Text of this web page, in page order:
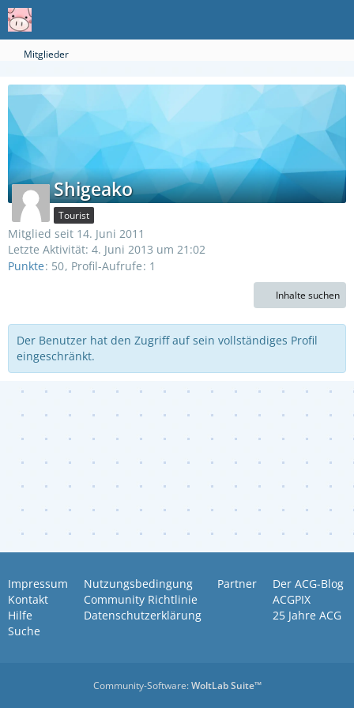
Mitglieder
Shigeako
Tourist
Mitglied seit 14. Juni 2011
Letzte Aktivität: 4. Juni 2013 um 21:02
Punkte 50 Profil-Aufrufe 1
Inhalte suchen
Der Benutzer hat den Zugriff auf sein vollständiges Profil
eingeschränkt.
Impressum
Kontakt
Hilfe
Suche
Nutzungsbedingung
Community Richtlinie
Datenschutzerklärung
Partner
Der ACG-Blog
ACGPIX
25 Jahre ACG
Community-Software:WoltLab Suite™